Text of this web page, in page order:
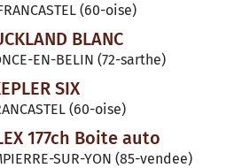
(60-oise)
BLANC
EN-BELIN (72-sarthe)
SIX
(60-oise)
177ch Boite auto
SUR-YON (85-vendee)